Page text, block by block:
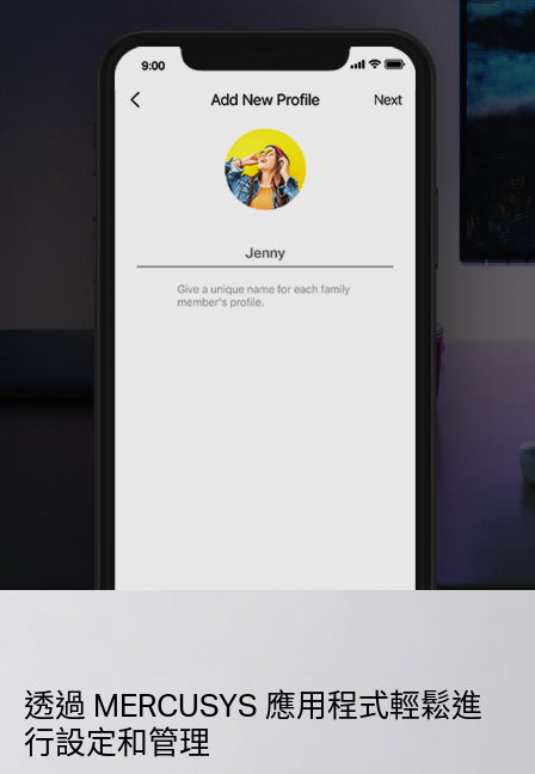
透過 MERCUSYS 應用程式輕鬆進
行設定和管理